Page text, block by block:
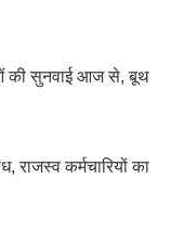
की सुनवाई आज से, बूथ
राजस्व कर्मचारियों का